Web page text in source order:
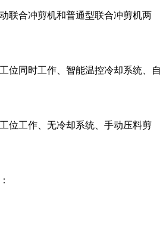
联合冲剪机和普通型联合冲剪机两
位同时工作、智能温控冷却系统、自
位工作、无冷却系统、手动压料剪